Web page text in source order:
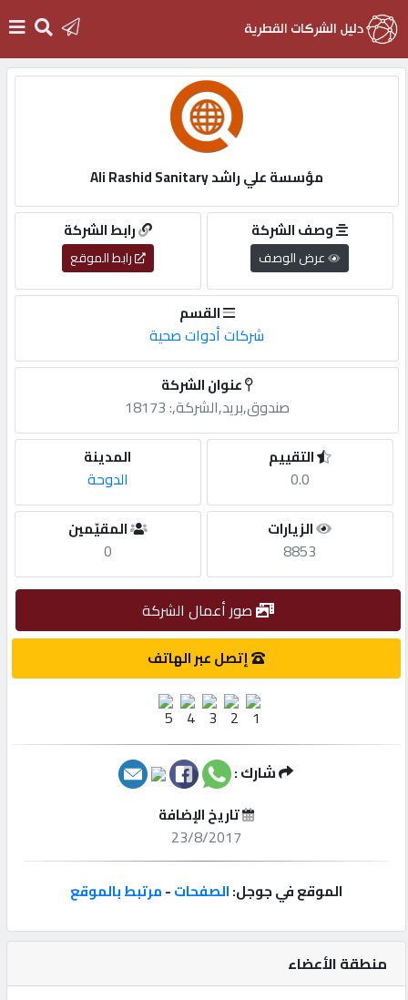
التسجيل
English
أضف
مطلوب
طلب
الاحصائيات
إتصل
إعلانات
منطقة الأعضاء
مؤسسة علي راشد Ali Rashid Sanitary
رابط الشركة
رابط الموقع
وصف الشركة
عرض الوصف
القسم
شركات أدوات صحية
عنوان الشركة
صندوق,بريد,الشركة,: 18173
المدينة
الدوحة
التقييم
0.0
المقيّمين
0
الزيارات
8853
صور أعمال الشركة
إتصل عبر الهاتف
شارك :
تاريخ الإضافة
23/8/2017
الموقع في جوجل:الصفحات-مرتبط بالموقع